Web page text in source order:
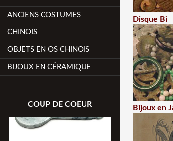
ANCIENS COSTUMES
CHINOIS
OBJETS EN OS CHINOIS
BIJOUX EN CÉRAMIQUE
COUP DE COEUR
Disque Bi
Bijoux en